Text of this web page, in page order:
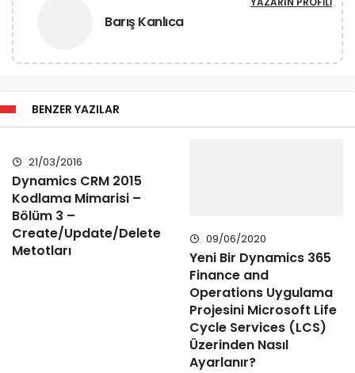
Barış Kanlıca
BENZER YAZILAR
21/03/2016
Dynamics CRM 2015
Kodlama Mimarisi –
Bölüm 3 –
Create/Update/Delete
Metotları
09/06/2020
Yeni Bir Dynamics 365
Finance and
Operations Uygulama
Projesini Microsoft Life
Cycle Services (LCS)
Üzerinden Nasıl
Ayarlanır?